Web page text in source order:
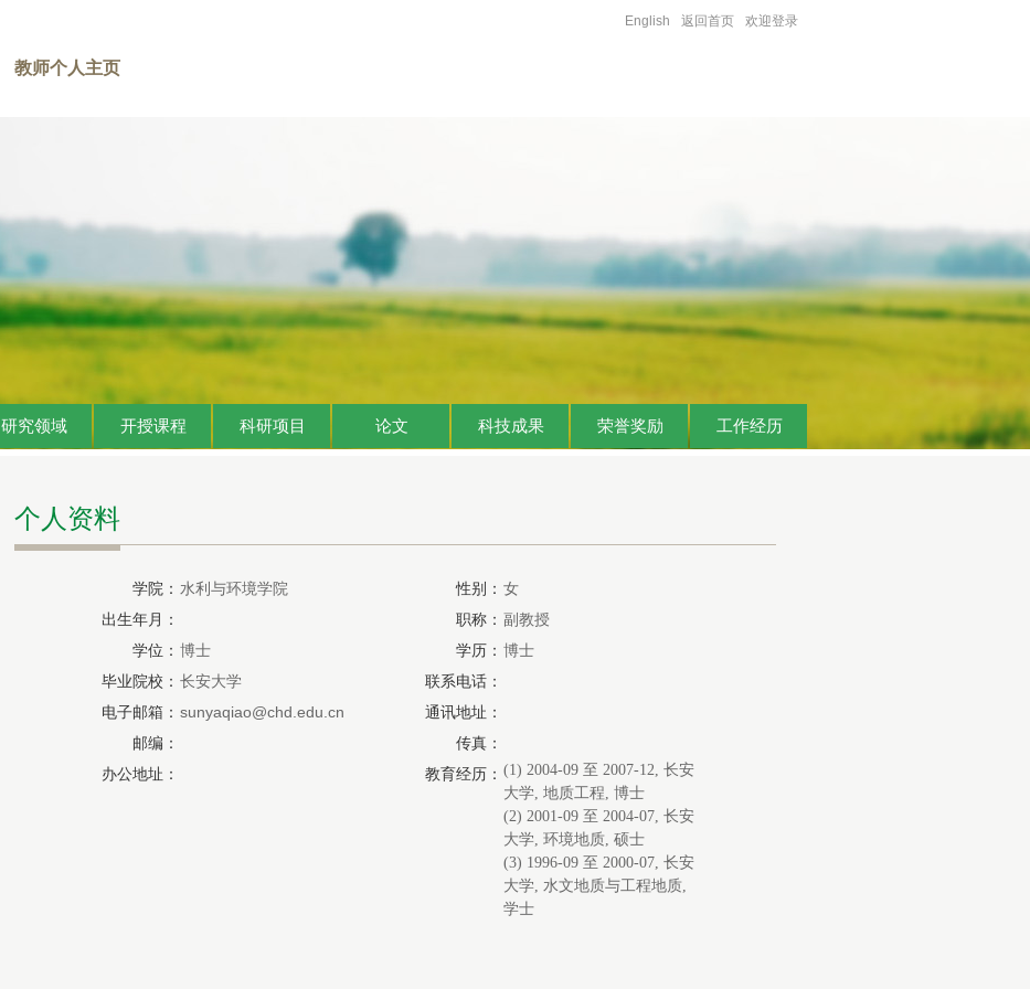
教师个人主页
English 返回首页 欢迎登录
研究领域 开授课程 科研项目 论文 科技成果 荣誉奖励 工作经历
个人资料
学院： 水利与环境学院 性别： 女
出生年月：
职称： 副教授
学位： 博士 学历： 博士
毕业院校： 长安大学
联系电话：
电子邮箱： sunyaqiao@chd.edu.cn
通讯地址：
邮编：
传真：
办公地址：
教育经历： (1) 2004-09 至 2007-12, 长安
大学, 地质工程, 博士
(2) 2001-09 至 2004-07, 长安
大学, 环境地质, 硕士
(3) 1996-09 至 2000-07, 长安
大学, 水文地质与工程地质,
学士